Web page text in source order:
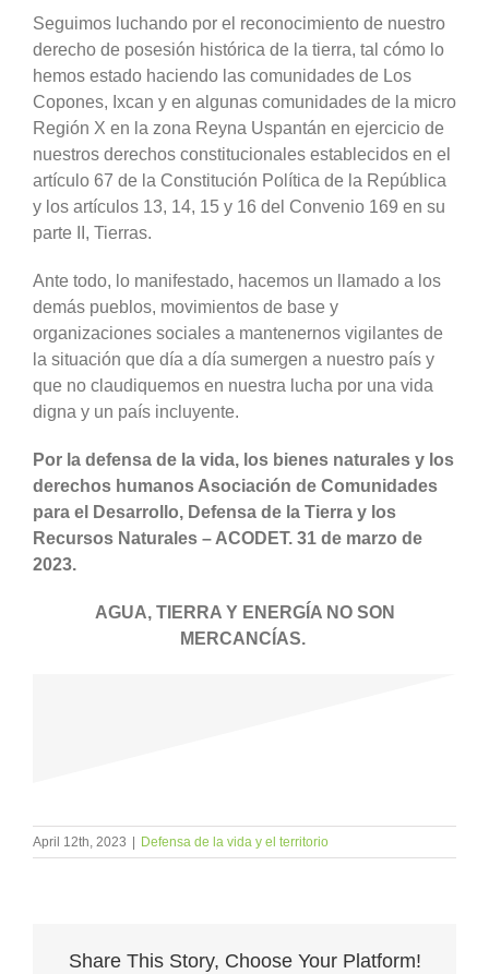
Seguimos luchando por el reconocimiento de nuestro
derecho de posesión histórica de la tierra, tal cómo lo
hemos estado haciendo las comunidades de Los
Copones, Ixcan y en algunas comunidades de la micro
Región X en la zona Reyna Uspantán en ejercicio de
nuestros derechos constitucionales establecidos en el
artículo 67 de la Constitución Política de la República
y los artículos 13, 14, 15 y 16 del Convenio 169 en su
parte II, Tierras.
Ante todo, lo manifestado, hacemos un llamado a los
demás pueblos, movimientos de base y
organizaciones sociales a mantenernos vigilantes de
la situación que día a día sumergen a nuestro país y
que no claudiquemos en nuestra lucha por una vida
digna y un país incluyente.
Por la defensa de la vida, los bienes naturales y los
derechos humanos Asociación de Comunidades
para el Desarrollo, Defensa de la Tierra y los
Recursos Naturales – ACODET. 31 de marzo de
2023.
AGUA, TIERRA Y ENERGÍA NO SON
MERCANCÍAS.
April 12th, 2023 Defensa de la vida y el territorio
Share This Story, Choose Your Platform!